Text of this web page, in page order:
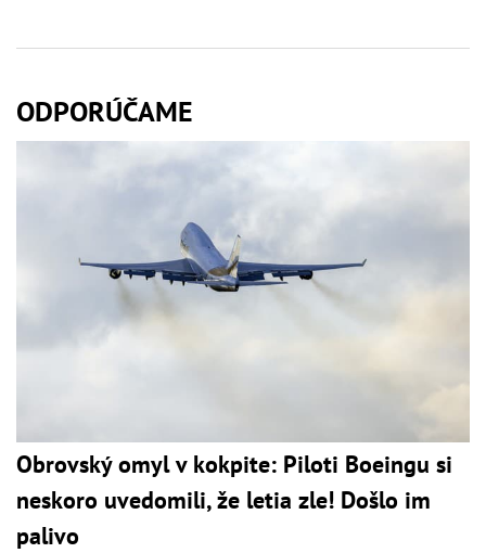
ODPORÚČAME
Obrovský omyl v kokpite: Piloti Boeingu si
neskoro uvedomili, že letia zle! Došlo im
palivo